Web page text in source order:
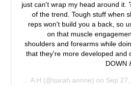
just can't wrap my head around it.
of the trend. Tough stuff when
reps won't build you a back, so
on that muscle
shoulders and forearms while
that they're more developed and
DOWN
S A R A H (@sarah.annne) on Sep